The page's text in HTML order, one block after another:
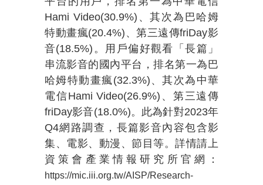
Hami Video(30.9%) 、其次為巴哈姆
特動畫瘋(20.4%) 、第三遠傳friDay影
音(18.5%) 。用戶偏好觀看「長篇」
串流影音的國內平台，排名第一為巴
哈姆特動畫瘋 (32.3%) 、其次為中華
電信Hami Video(26.9%) 、第三遠傳
friDay影音(18.0%)。此為針對2023年
Q4網路調查，長篇影音內容包含影
集、電影、動漫、節目等。詳情請上
資策會產業情報研究所官網：
https://mic.iii.org.tw/AISP/Research-